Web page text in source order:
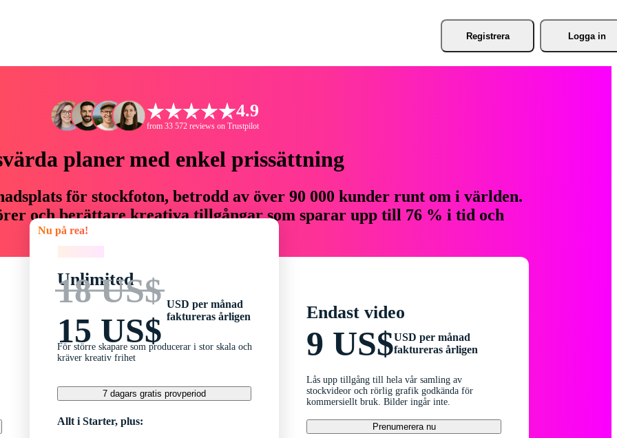
Registrera Logga in
4.9
from 33 572 reviews on Trustpilot
planer med enkel prissättning
för stockfoton, betrodd av över 90 000 kunder runt om i världen.
och berättare kreativa tillgångar som sparar upp till 76 % i tid och
Nu på rea!
Unlimited
18 US$
15 US$
USD per månad
faktureras årligen
För större skapare som producerar i stor skala och
kräver kreativ frihet
7 dagars gratis provperiod
Allt i Starter, plus:
Endast video
9 US$USD per månad
faktureras årligen
Lås upp tillgång till hela vår samling av
stockvideor och rörlig grafik godkända för
kommersiellt bruk. Bilder ingår inte.
Prenumerera nu